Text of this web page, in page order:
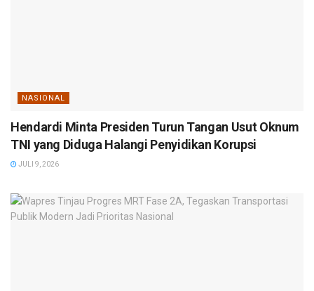
NASIONAL
Hendardi Minta Presiden Turun Tangan Usut Oknum
TNI yang Diduga Halangi Penyidikan Korupsi
JULI 9, 2026